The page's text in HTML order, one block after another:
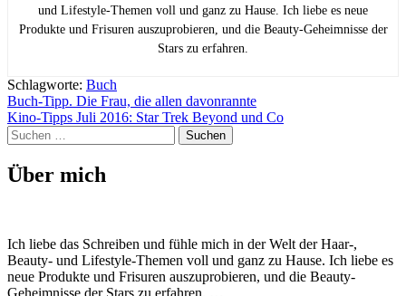
und Lifestyle-Themen voll und ganz zu Hause. Ich liebe es neue
Produkte und Frisuren auszuprobieren, und die Beauty-Geheimnisse der
Stars zu erfahren.
Schlagworte: Buch
Beitragsnavigation
Buch-Tipp. Die Frau, die allen davonrannte
Kino-Tipps Juli 2016: Star Trek Beyond und Co
Suchen
nach:
Über mich
Ich liebe das Schreiben und fühle mich in der Welt der Haar-,
Beauty- und Lifestyle-Themen voll und ganz zu Hause. Ich liebe es
neue Produkte und Frisuren auszuprobieren, und die Beauty-
Geheimnisse der Stars zu erfahren. …